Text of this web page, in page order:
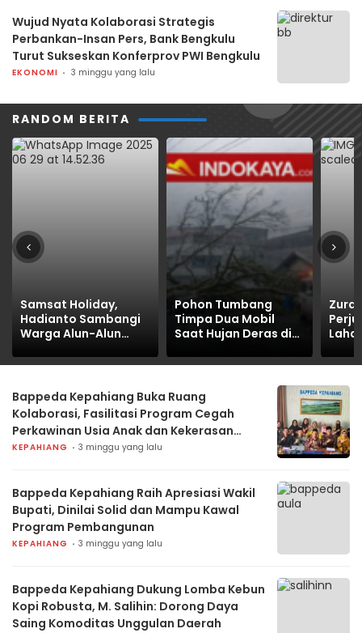
Wujud Nyata Kolaborasi Strategis
Perbankan-Insan Pers, Bank Bengkulu
Turut Sukseskan Konferprov PWI Bengkulu
EKONOMI 3 minggu yang lalu
RANDOM BERITA
Samsat Holiday,
Hadianto Sambangi
Warga Alun-Alun
Bengkulu Utara
Pohon Tumbang
Timpa Dua Mobil
Saat Hujan Deras di
Bappeda Kepahiang Buka Ruang
Kolaborasi, Fasilitasi Program Cegah
Perkawinan Usia Anak dan Kekerasan
Perempuan
KEPAHIANG 3 minggu yang lalu
Bappeda Kepahiang Raih Apresiasi Wakil
Bupati, Dinilai Solid dan Mampu Kawal
Program Pembangunan
KEPAHIANG 3 minggu yang lalu
Bappeda Kepahiang Dukung Lomba Kebun
Kopi Robusta, M. Salihin: Dorong Daya
Saing Komoditas Unggulan Daerah